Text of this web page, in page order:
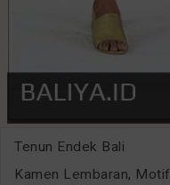
Tenun Endek Bali
Kamen Lembaran,